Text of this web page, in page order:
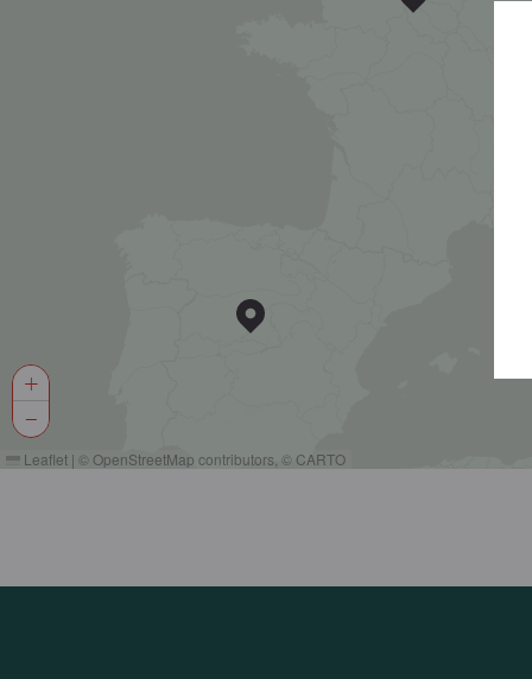
+
−
Leaflet | ©OpenStreetMap contributors, ©CARTO